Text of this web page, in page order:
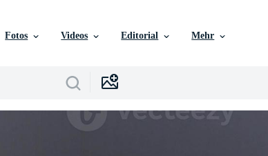
Fotos Videos Editorial Mehr